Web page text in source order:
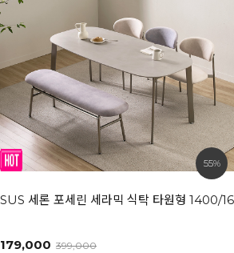
55%
SUS 세론 포세린 세라믹 식탁 타원형 1400/
179,000 399,000